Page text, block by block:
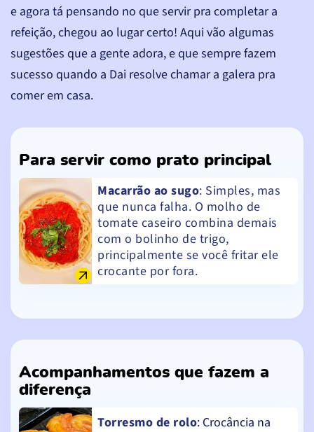
e agora tá pensando no que servir pra completar a
refeição, chegou ao lugar certo! Aqui vão algumas
sugestões que a gente adora, e que sempre fazem
sucesso quando a Dai resolve chamar a galera pra
comer em casa.
Para servir como prato principal
Macarrão ao sugo: Simples, mas
que nunca falha. O molho de
tomate caseiro combina demais
com o bolinho de trigo,
principalmente se você fritar ele
crocante por fora.
Acompanhamentos que fazem a
diferença
Torresmo de rolo: Crocância na